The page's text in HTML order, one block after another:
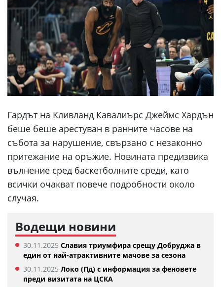
Гардът на Кливланд Кавалиърс Джеймс Хардън
беше беше арестуван в ранните часове на
събота за нарушение, свързано с незаконно
притежание на оръжие. Новината предизвика
вълнение сред баскетболните среди, като
всички очакват повече подробности около
случая.
Водещи новини
30.11.2025 Славия триумфира срещу Добруджа в
един от най-атрактивните мачове за сезона
30.11.2025 Локо (Пд) с информация за феновете
преди визитата на ЦСКА